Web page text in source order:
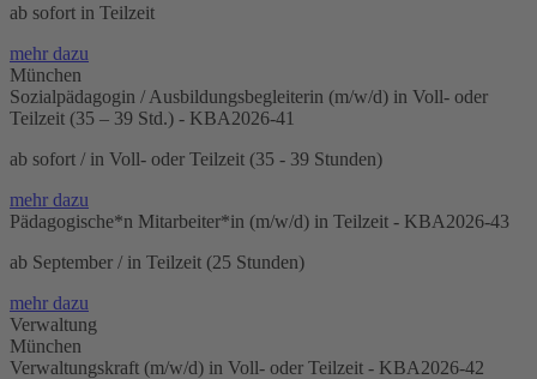
ab sofort in Teilzeit
mehr dazu
München
Sozialpädagogin / Ausbildungsbegleiterin (m/w/d) in Voll- oder
Teilzeit (35 – 39 Std.) - KBA2026-41
ab sofort / in Voll- oder Teilzeit (35 - 39 Stunden)
mehr dazu
Pädagogische*n Mitarbeiter*in (m/w/d) in Teilzeit - KBA2026-43
ab September / in Teilzeit (25 Stunden)
mehr dazu
Verwaltung
München
Verwaltungskraft (m/w/d) in Voll- oder Teilzeit - KBA2026-42